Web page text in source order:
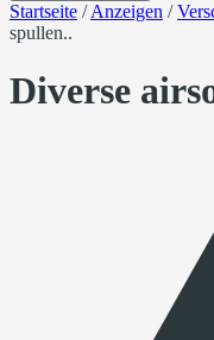
Startseite /Anzeigen /
spullen..
Diverse